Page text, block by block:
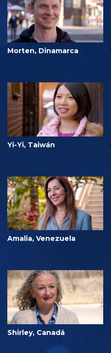
Morten, Dinamarca
Yi-Yi, Taiwán
Amalia, Venezuela
Shirley, Canadá